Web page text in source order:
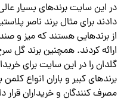
در این سایت برندهای بسیار
دادند برای مثال برند ناصر
از برندهایی هستند که میز و
ارائه کردند. همچنین برند گل
گلدان را در این سایت برای
برندهای کبیر و باران انواع
مصرف کنندگان و خریداران قرار